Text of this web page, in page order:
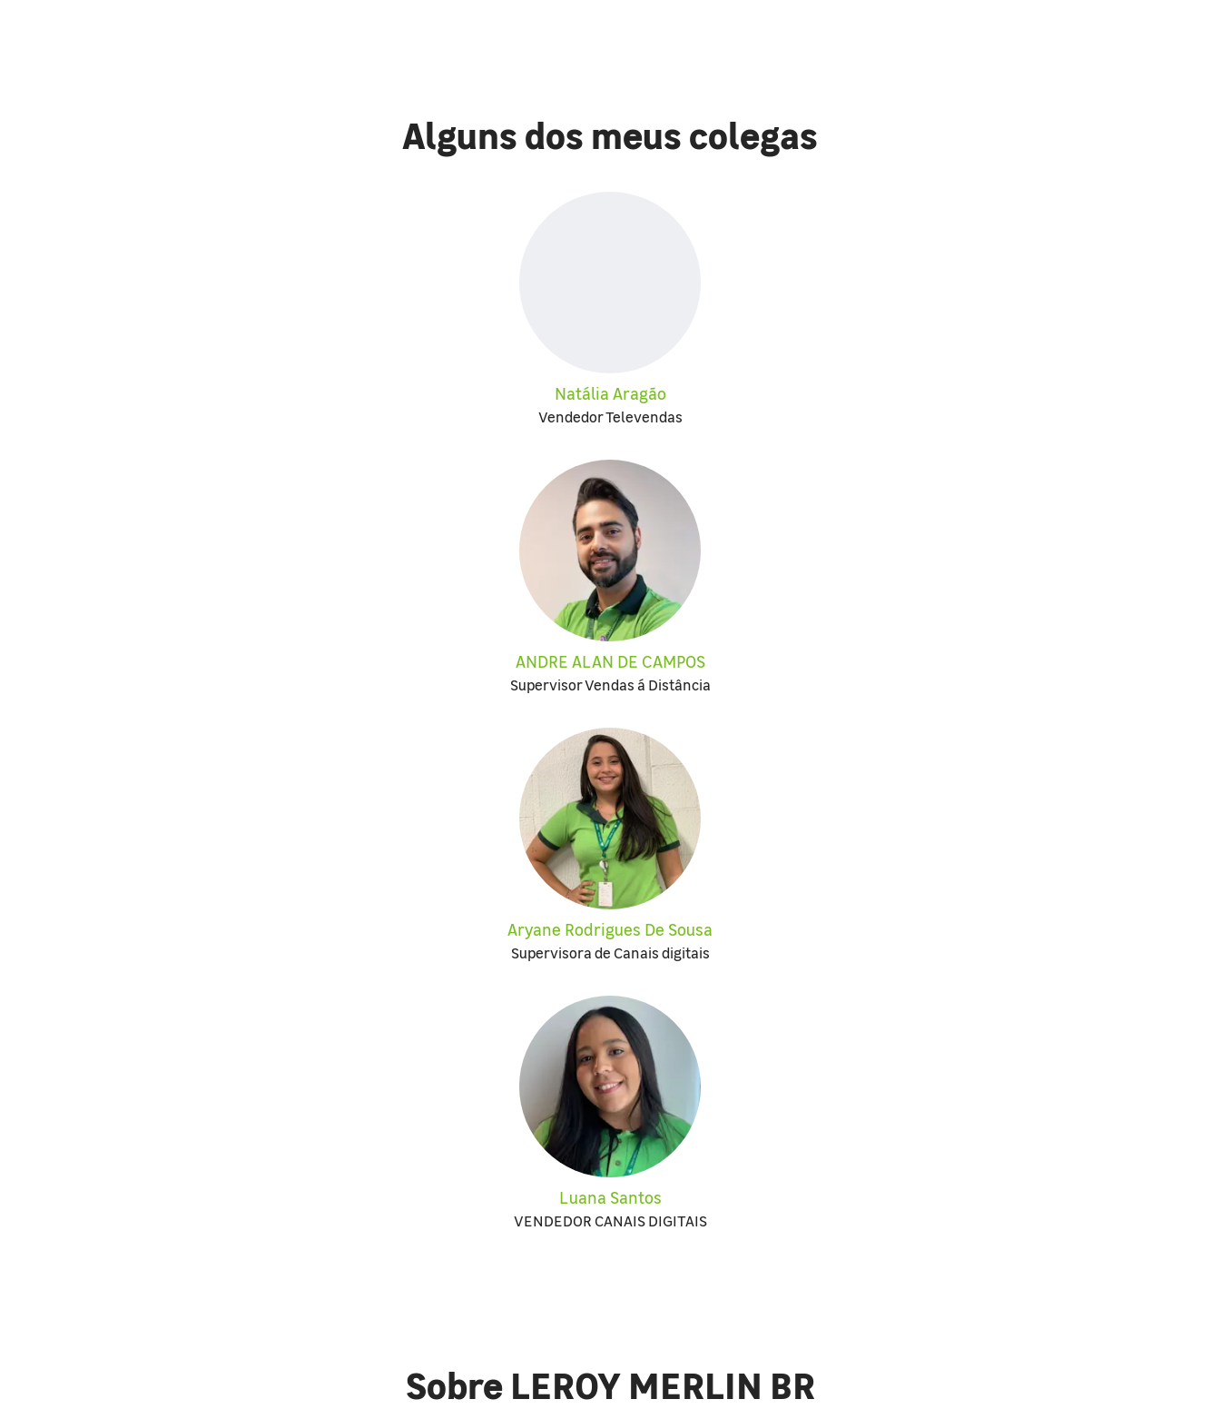
Alguns dos meus colegas
Natália Aragão
Vendedor Televendas
ANDRE ALAN DE CAMPOS
Supervisor Vendas á Distância
Aryane Rodrigues De Sousa
Supervisora de Canais digitais
Luana Santos
VENDEDOR CANAIS DIGITAIS
Sobre LEROY MERLIN BR